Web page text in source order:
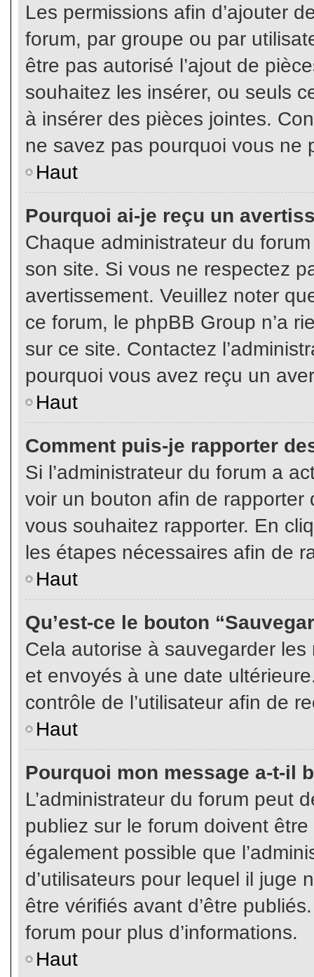
Les permissions afin d’ajouter
forum, par groupe ou par
être pas autorisé l’ajout de
souhaitez les insérer, ou seuls
à insérer des pièces jointes.
ne savez pas pourquoi vous ne
Haut
Pourquoi ai-je reçu un
Chaque administrateur du
son site. Si vous ne respectez
avertissement. Veuillez noter
ce forum, le phpBB Group n’a
sur ce site. Contactez
pourquoi vous avez reçu un
Haut
Comment puis-je rapporter
Si l’administrateur du forum a
voir un bouton afin de
vous souhaitez rapporter. En
les étapes nécessaires afin de
Haut
Qu’est-ce le bouton
Cela autorise à sauvegarder
et envoyés à une date
contrôle de l’utilisateur afin de
Haut
Pourquoi mon message a-t-il
L’administrateur du forum peut
publiez sur le forum doivent
également possible que
d’utilisateurs pour lequel il juge
être vérifiés avant d’être
forum pour plus d’informations.
Haut